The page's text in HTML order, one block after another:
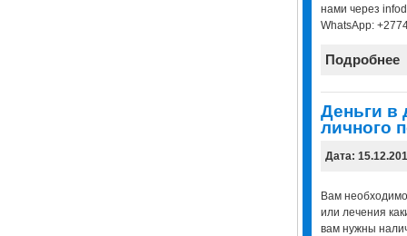
нами через
WhatsApp:
Подробнее
Деньги в
личного
Дата:
Вам
или лечения
вам нужны